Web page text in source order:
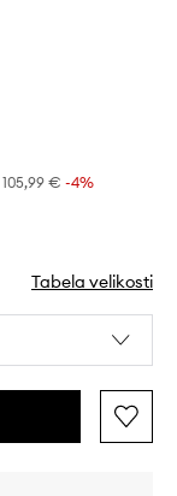
105,99 € -4%
Tabela velikosti